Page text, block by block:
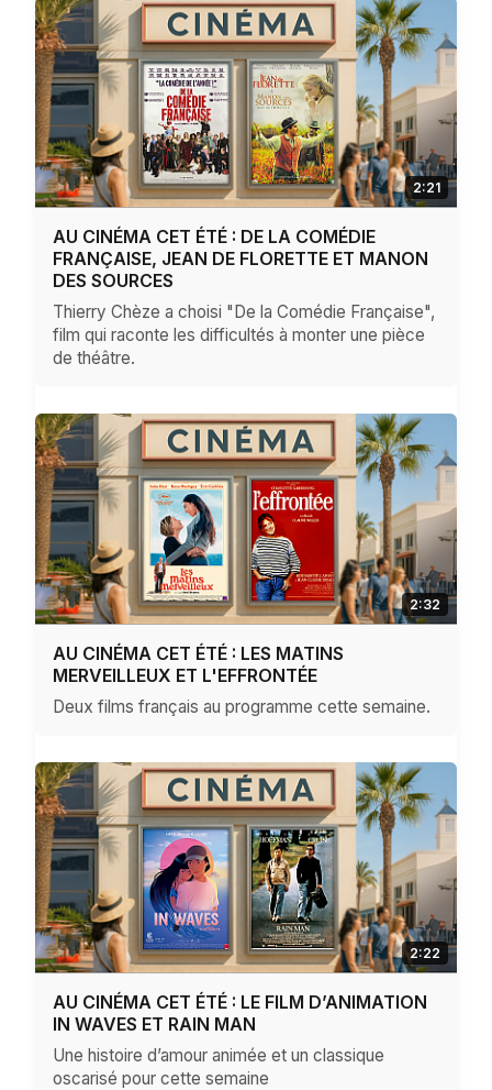
2:21
AU CINÉMA CET ÉTÉ : DE LA COMÉDIE
FRANÇAISE, JEAN DE FLORETTE ET MANON
DES SOURCES
Thierry Chèze a choisi "De la Comédie Française",
film qui raconte les difficultés à monter une pièce
de théâtre.
2:32
AU CINÉMA CET ÉTÉ : LES MATINS
MERVEILLEUX ET L'EFFRONTÉE
Deux films français au programme cette semaine.
2:22
AU CINÉMA CET ÉTÉ : LE FILM D’ANIMATION
IN WAVES ET RAIN MAN
Une histoire d’amour animée et un classique
oscarisé pour cette semaine